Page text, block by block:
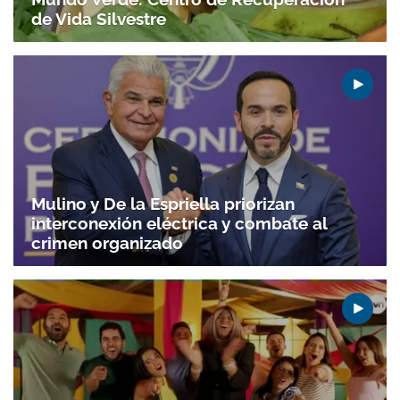
de Vida Silvestre
Mulino y De la Espriella priorizan
interconexión eléctrica y combate al
crimen organizado